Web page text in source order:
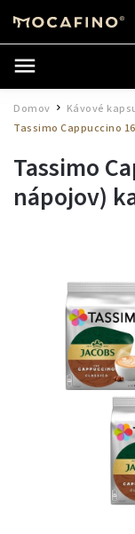
Domov Kávové
Tassimo Cappuccino
Tassimo
nápojov)